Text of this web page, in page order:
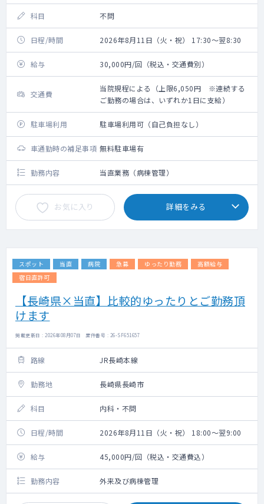
科目 不問
日程/時間 2026年8月11日（火・祝） 17:30～翌8:30
給与 30,000円/回（税込・交通費別）
交通費
当院規程による（上限6,050円 ※連続する
ご勤務の場合は、いずれか1日に支給）
駐車場利用 駐車場利用可（自己負担なし）
車通勤時の補足事項 無料駐車場有
勤務内容 当直業務（病棟管理）
お気に入り 詳細をみる
スポット 当直 病院 急募 ゆったり勤務
高額給与
宿日直許可
【長崎県×当直】比較的ゆったりとご勤務頂
けます
掲載更新日 : 2026年08月07日 案件番号 : 26-SF651657
路線 JR長崎本線
勤務地 長崎県長崎市
科目 内科・不問
日程/時間 2026年8月11日（火・祝） 18:00～翌9:00
給与 45,000円/回（税込・交通費込）
勤務内容 外来及び病棟管理